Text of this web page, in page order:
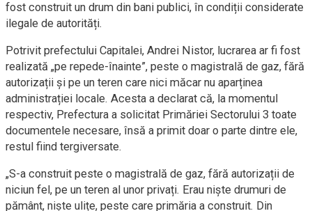
fost construit un drum din bani publici, în condiții considerate
ilegale de autorități.
Potrivit prefectului Capitalei, Andrei Nistor, lucrarea ar fi fost
realizată „pe repede-înainte”, peste o magistrală de gaz, fără
autorizații și pe un teren care nici măcar nu aparținea
administrației locale. Acesta a declarat că, la momentul
respectiv, Prefectura a solicitat Primăriei Sectorului 3 toate
documentele necesare, însă a primit doar o parte dintre ele,
restul fiind tergiversate.
„S-a construit peste o magistrală de gaz, fără autorizații de
niciun fel, pe un teren al unor privați. Erau niște drumuri de
pământ, niște ulițe, peste care primăria a construit. Din